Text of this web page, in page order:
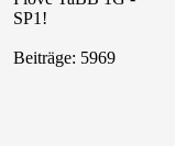
SP1!
Beiträge: 5969